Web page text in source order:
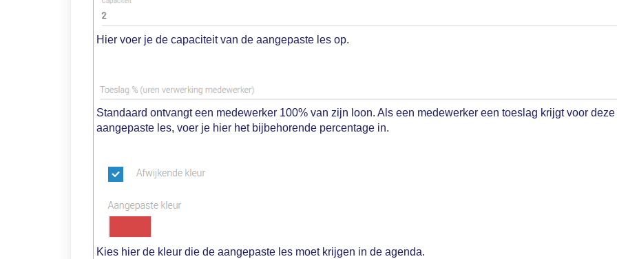
Hier voer je de capaciteit van de aangepaste les op.
Standaard ontvangt een medewerker 100% van zijn loon. Als een medewerker een toeslag krijgt voor deze
aangepaste les, voer je hier het bijbehorende percentage in.
Kies hier de kleur die de aangepaste les moet krijgen in de agenda.